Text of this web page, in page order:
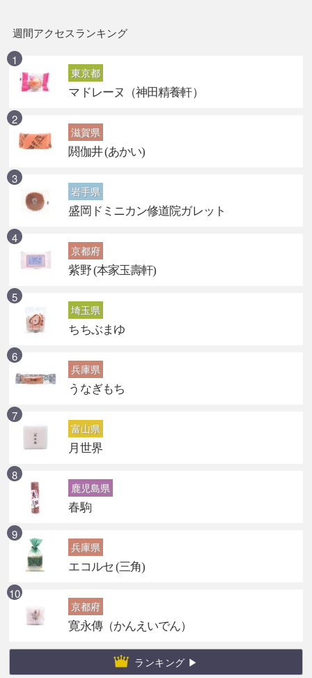
週間アクセスランキング
東京都
マドレーヌ（神田精養軒）
滋賀県
閼伽井 (あかい)
岩手県
盛岡ドミニカン修道院ガレット
京都府
紫野 (本家玉壽軒)
埼玉県
ちちぶまゆ
兵庫県
うなぎもち
富山県
月世界
鹿児島県
春駒
兵庫県
エコルセ (三角)
京都府
寛永傳（かんえいでん）
ランキング ▶